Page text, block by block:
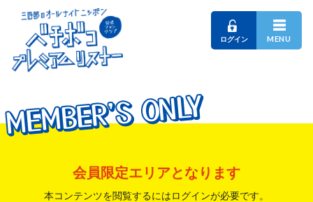
ログイン MENU
MEMBER'S ONLY
MEMBER'S ONLY
MEMBER'S ONLY
会員限定エリアとなります
本コンテンツを閲覧するにはログインが必要です。